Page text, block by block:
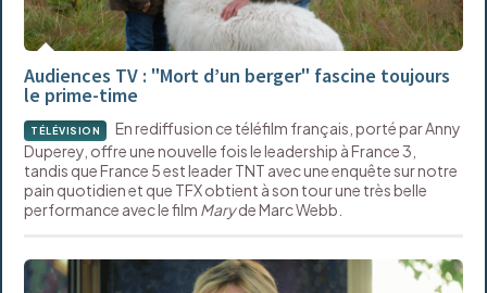
Audiences TV : "Mort d’un berger" fascine toujours
le prime-time
TÉLÉVISION
En rediffusion ce téléfilm français, porté par Anny
Duperey, offre une nouvelle fois le leadership à France 3,
tandis que France 5 est leader TNT avec une enquête sur notre
pain quotidien et que TFX obtient à son tour une très belle
performance avec le film Maryde Marc Webb.